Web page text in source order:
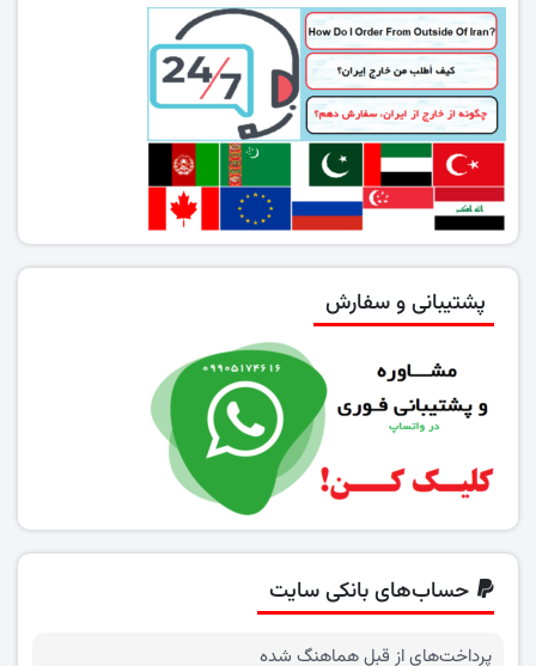
پشتیبانی و سفارش
حساب‌های بانکی سایت
پرداخت‌های از قبل هماهنگ شده